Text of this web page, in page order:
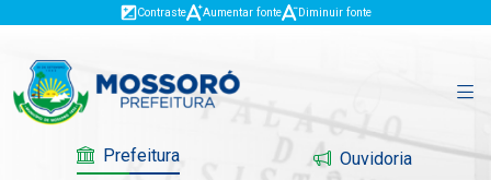
Contraste Aumentar fonte Diminuir fonte
Prefeitura
Ouvidoria